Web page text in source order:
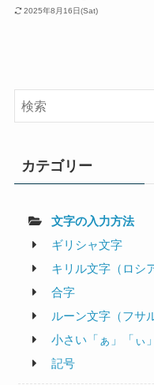
2025年8月16日(Sat)
カテゴリー
文字の入力方法
ギリシャ文字
キリル文字（ロシ
合字
ルーン文字（フサ
小さい「ぁ」「ぃ
記号